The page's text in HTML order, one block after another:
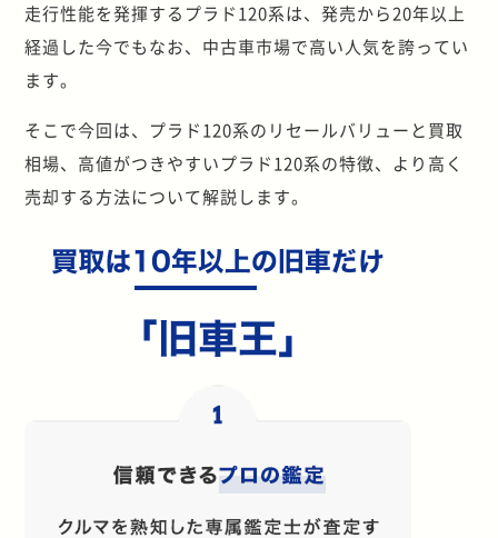
走行性能を発揮するプラド120系は、発売から20年以上
経過した今でもなお、中古車市場で高い人気を誇ってい
ます。
そこで今回は、プラド120系のリセールバリューと買取
相場、高値がつきやすいプラド120系の特徴、より高く
売却する方法について解説します。